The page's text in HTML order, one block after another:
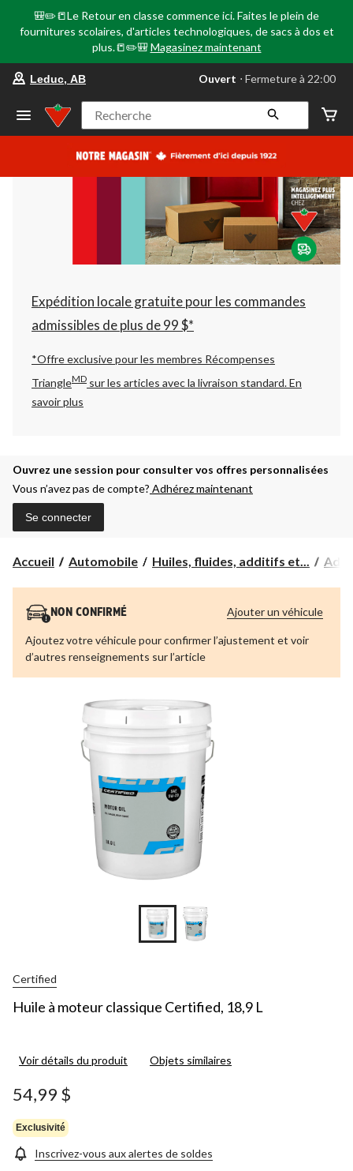
🎒✏️📒Le Retour en classe commence ici. Faites le plein de
fournitures scolaires, d'articles technologiques, de sacs à dos et
plus.📒✏️🎒 Magasinez maintenant
votre
préféré
Leduc,
AB,
courament
Fermeture
à
22:00
cliquer
pour
changer
Leduc, AB Ouvert ⋅ Fermeture à 22:00
Recherche
Expédition locale gratuite pour les commandes
admissibles de plus de 99 $*
*Offre exclusive pour les membres Récompenses
TriangleMD sur les articles avec la livraison standard.En
savoir plus
Ouvrez une session pour consulter vos offres personnalisées
Vous n’avez pas de compte? Adhérez maintenant
Se connecter
Accueil Automobile Huiles, fluides, additifs et...
NON CONFIRMÉ
Ajoutez votre véhicule pour confirmer l’ajustement et voir
d’autres renseignements sur l’article
Ajouter un véhicule
Certified
Huile à moteur classique Certified, 18,9 L
Voir détails du produit Objets similaires
54,99 $
Exclusivité
Inscrivez-vous aux alertes de soldes